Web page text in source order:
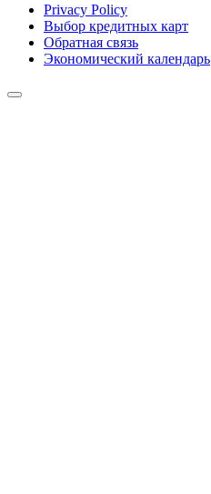
Privacy Policy
Выбор кредитных карт
Обратная связь
Экономический календарь